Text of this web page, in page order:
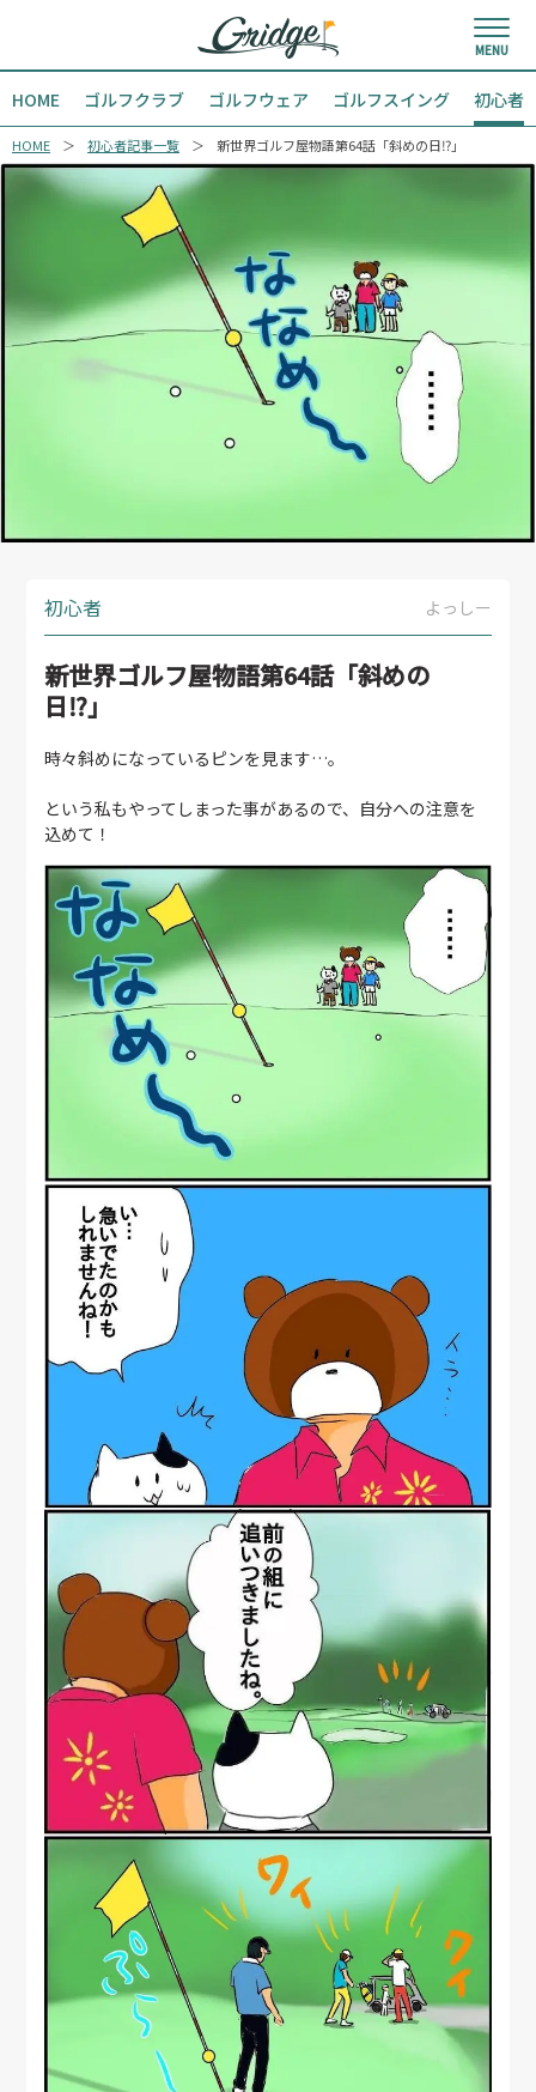
HOME ゴルフクラブ ゴルフウェア ゴルフスイング 初心者
HOME 初心者記事一覧 新世界ゴルフ屋物語第64話「斜めの日⁉︎」
初心者 よっしー
新世界ゴルフ屋物語第64話「斜めの
日⁉︎」
時々斜めになっているピンを見ます…。
という私もやってしまった事があるので、自分への注意を
込めて！